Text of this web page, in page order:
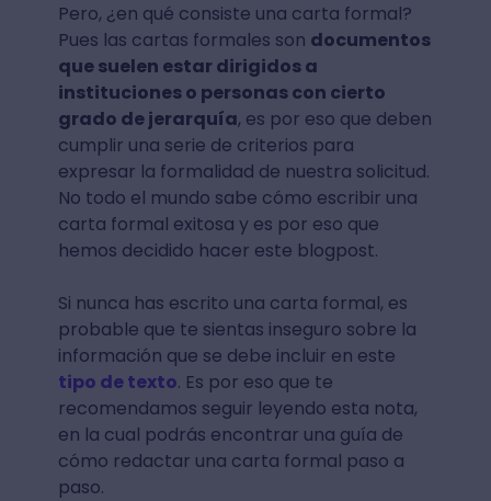
Pero, ¿en qué consiste una carta formal?
Pues las cartas formales son documentos
que suelen estar dirigidos a
instituciones o personas con cierto
grado de jerarquía, es por eso que deben
cumplir una serie de criterios para
expresar la formalidad de nuestra solicitud.
No todo el mundo sabe cómo escribir una
carta formal exitosa y es por eso que
hemos decidido hacer este blogpost.
Si nunca has escrito una carta formal, es
probable que te sientas inseguro sobre la
información que se debe incluir en este
tipo de texto. Es por eso que te
recomendamos seguir leyendo esta nota,
en la cual podrás encontrar una guía de
cómo redactar una carta formal paso a
paso.